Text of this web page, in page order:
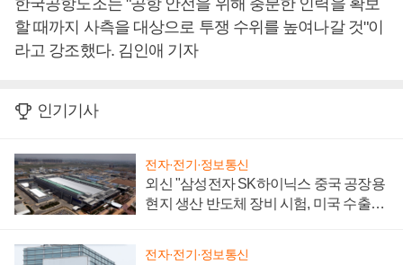
한국공항노조는 "공항 안전을 위해 충분한 인력을 확보
할 때까지 사측을 대상으로 투쟁 수위를 높여나갈 것"이
라고 강조했다. 김인애 기자
인기기사
전자·전기·정보통신
외신 "삼성전자 SK하이닉스 중국 공장용
현지 생산 반도체 장비 시험, 미국 수출통
전자·전기·정보통신